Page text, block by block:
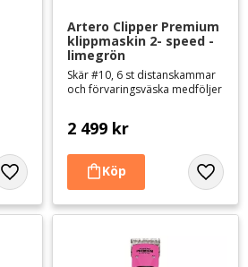
Lägg till i favoriter
Artero Clipper Premium
klippmaskin 2- speed -
limegrön
Skär #10, 6 st distanskammar
och förvaringsväska medföljer
2 499 kr
Lägg